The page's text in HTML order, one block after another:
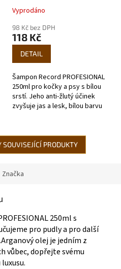
manti bianchi, bílá srst
Průměrné
produktu
je
hvězdiček.
Vyprodáno
98 Kč bez DPH
118 Kč
DETAIL
Šampon Record PROFESIONAL
250ml pro kočky a psy s bílou
srstí. Jeho anti-žlutý účinek
zvyšuje jas a lesk, bílou barvu
PRODUKTY
Značka
250ml s
pro pudly a pro další
Arganový olej je jedním z
vůbec, dopřejte svému